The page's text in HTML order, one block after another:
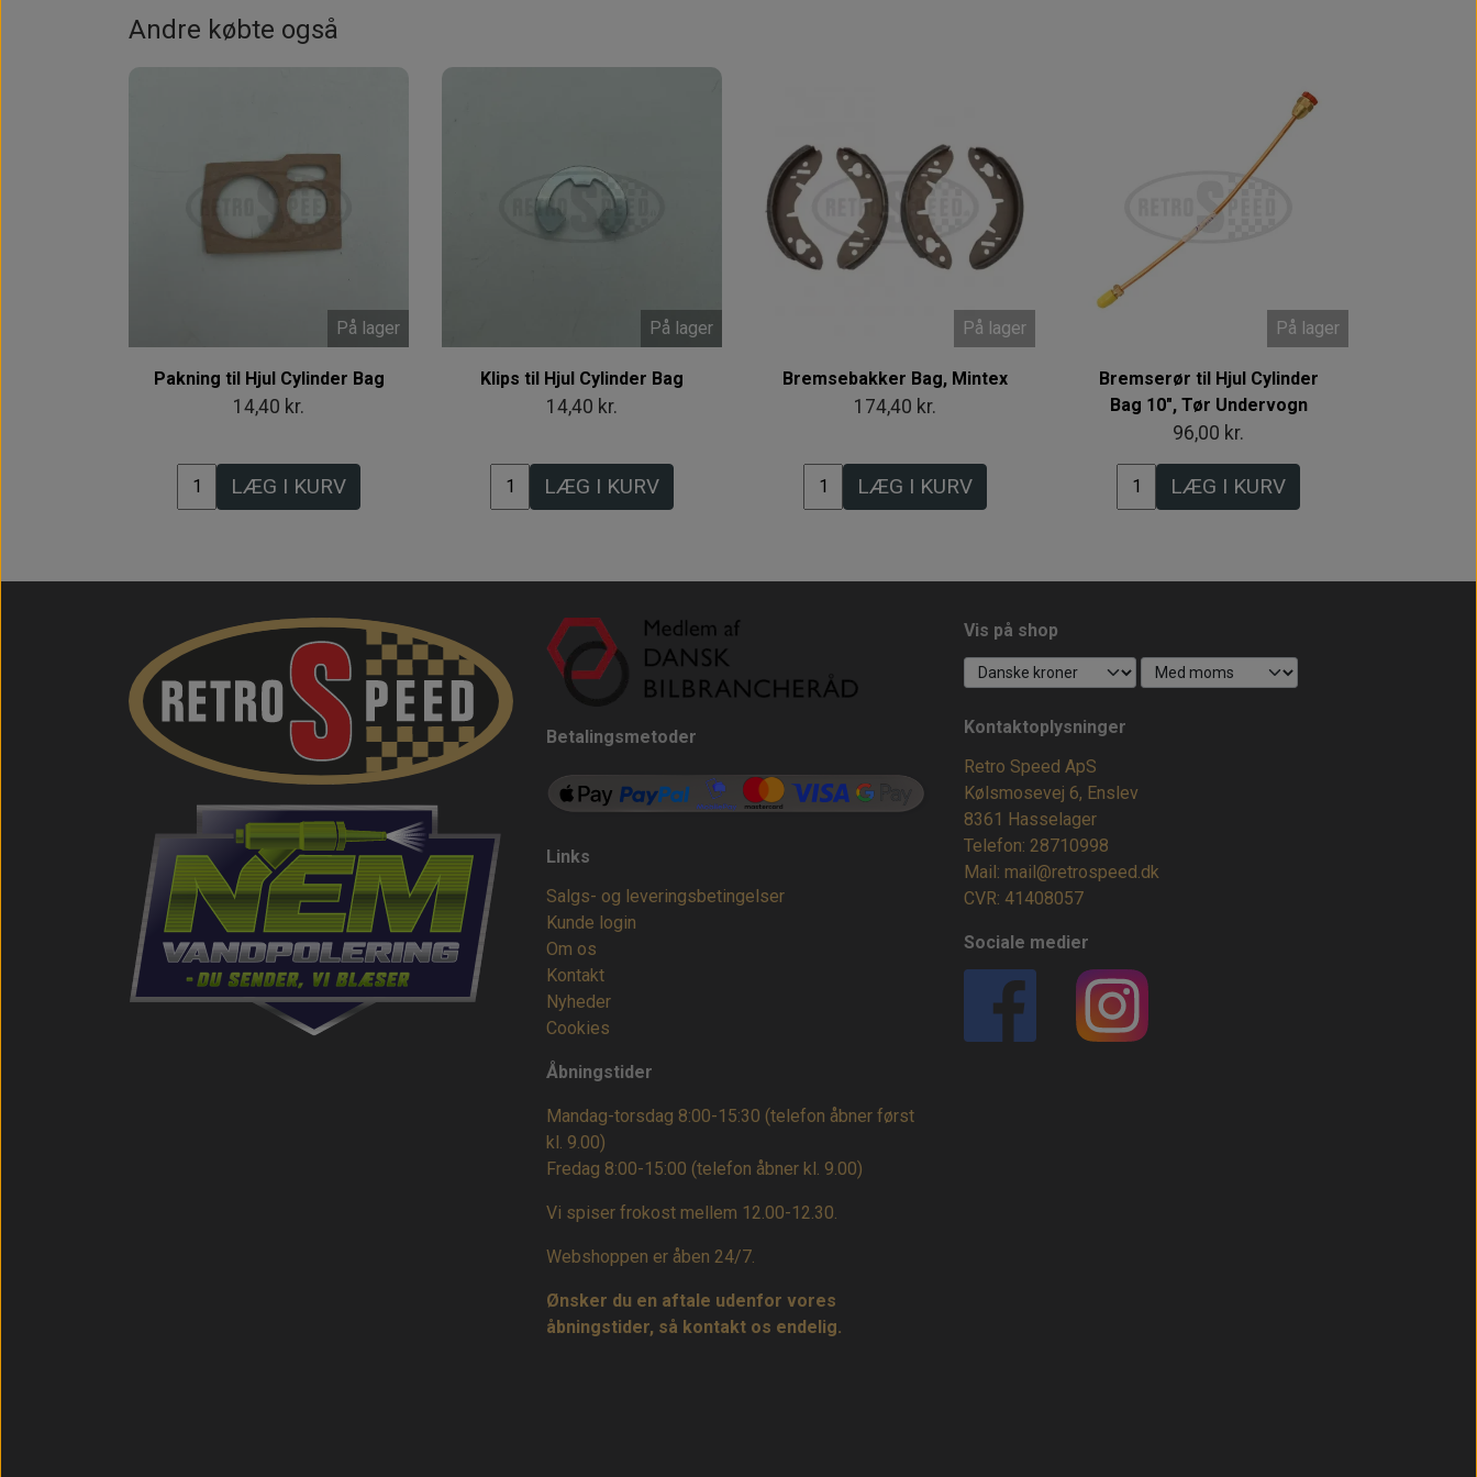
Andre købte også
På lager
Pakning til Hjul Cylinder Bag
14,40 kr.
LÆG I KURV
På lager
Klips til Hjul Cylinder Bag
14,40 kr.
LÆG I KURV
På lager
Bremsebakker Bag, Mintex
174,40 kr.
LÆG I KURV
På lager
Bremserør til Hjul Cylinder
Bag 10", Tør Undervogn
96,00 kr.
LÆG I KURV
Betalingsmetoder
Links
Salgs- og leveringsbetingelser
Kunde login
Om os
Kontakt
Nyheder
Cookies
Åbningstider
Mandag-torsdag 8:00-15:30 (telefon åbner først
kl. 9.00)
Fredag 8:00-15:00 (telefon åbner kl. 9.00)
Vi spiser frokost mellem 12.00-12.30.
Webshoppen er åben 24/7.
Ønsker du en aftale udenfor vores
åbningstider, så kontakt os endelig.
Vis på shop
Kontaktoplysninger
Retro Speed ApS
Kølsmosevej 6, Enslev
8361 Hasselager
Telefon: 28710998
Mail: mail@retrospeed.dk
CVR: 41408057
Sociale medier